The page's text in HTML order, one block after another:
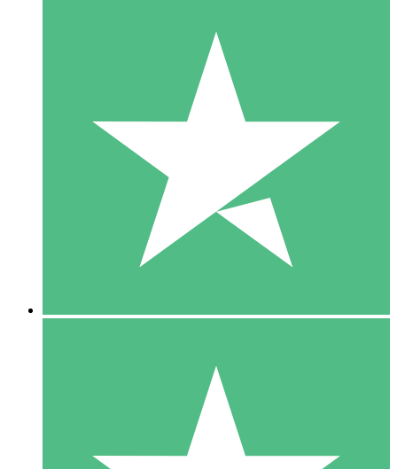
Individuele Creditpakketten
Betaal per gebruik met downloadtegoeden. Geen maandelijkse
1000
10 Downloaden
20 00